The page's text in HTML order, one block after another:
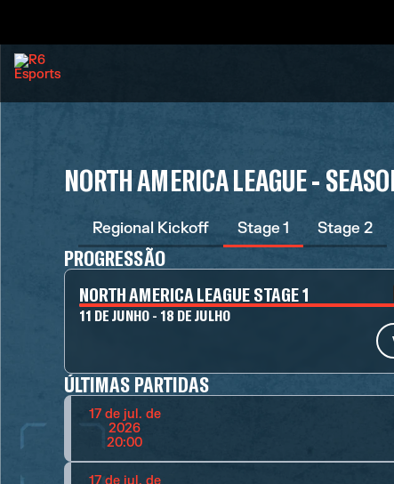
NORTH AMERICA LEAGUE -
Regional Kickoff Stage 1 Stage 2
PROGRESSÃO
NORTH AMERICA LEAGUE STAGE 1
11 DE JUNHO - 18 DE JULHO
ÚLTIMAS PARTIDAS
17 de jul. de
2026
20:00
17 de jul. de